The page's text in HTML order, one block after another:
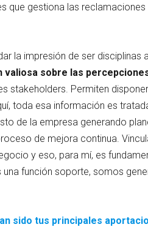
que gestiona las
la impresión de ser disciplinas
valiosa sobre las
stakeholders. Permiten
toda esa información es
de la empresa generando
de mejora continua.
y eso, para mí, es
una función soporte, somos
sido tus principales